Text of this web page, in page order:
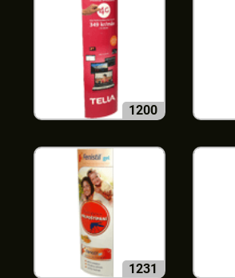
1200
1231